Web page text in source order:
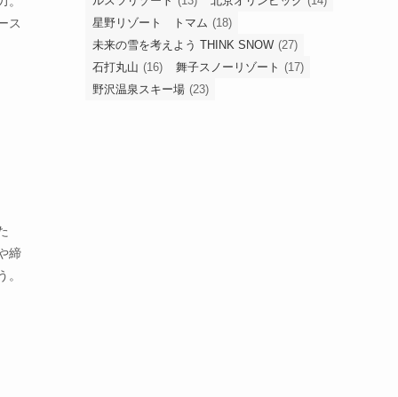
ス
締
星野リゾート トマム (18)
未来の雪を考えよう THINK SNOW (27)
石打丸山 (16) 舞子スノーリゾート (17)
野沢温泉スキー場 (23)